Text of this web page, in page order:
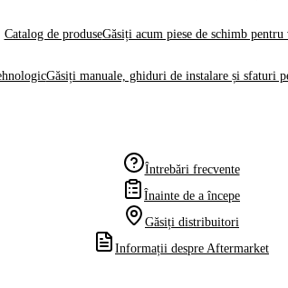
Catalog de produseGăsiți acum piese de schimb pentru
Găsiți manuale, ghiduri de instalare și sfaturi
Întrebări frecvente
Înainte de a începe
Găsiți distribuitori
Informații despre Aftermarket